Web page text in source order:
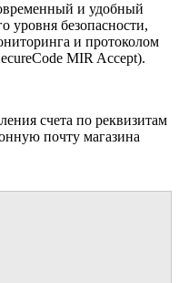
и удобный
уровня безопасности,
и протоколом
MIR Accept).
счета по реквизитам
почту магазина